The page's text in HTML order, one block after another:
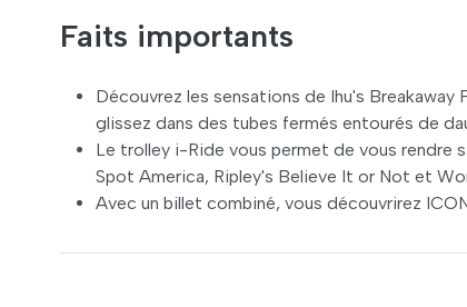
Faits importants
Découvrez les sensations de Ihu's
glissez dans des tubes fermés entourés de
Le trolley i-Ride vous permet de vous rendre
Spot America, Ripley's Believe It or Not et
Avec un billet combiné, vous découvrirez